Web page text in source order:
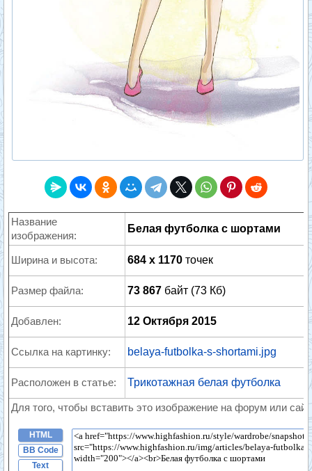
Название
изображения:
Белая футболка с шортами
Ширина и высота: 684 x 1170 точек
Размер файла: 73 867 байт (73 Кб)
Добавлен: 12 Октября 2015
Ссылка на картинку: belaya-futbolka-s-shortami.jpg
Расположен в статье: Трикотажная белая футболка
Для того, чтобы вставить это изображение на форум или
HTML
BB Code
Text